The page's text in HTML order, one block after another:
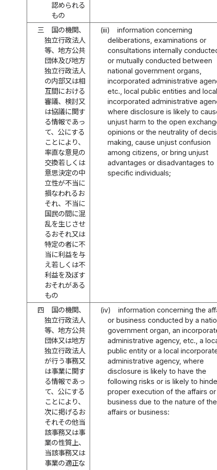
認められる
もの
三
国の機関、
独立行政法人
等、地方公共
団体及び地方
独立行政法人
の内部又は相
互間における
審議、検討又
は協議に関す
る情報であっ
て、公にする
ことにより、
率直な意見の
交換若しくは
意思決定の中
立性が不当に
損なわれるお
それ、不当に
国民の間に混
乱を生じさせ
るおそれ又は
特定の者に不
当に利益を与
え若しくは不
利益を及ぼす
おそれがある
もの
(iii)
information concerning
deliberations, examinations or
consultations internally
or mutually conducted between
national government organs,
incorporated administrative
etc., local public entities and local
incorporated administrative
where disclosure is likely to
unjust harm to the open
opinions or the neutrality of
making, cause unjust confusion
among citizens, or bring unjust
advantages or disadvantages to
specific individuals;
四
国の機関、
独立行政法人
等、地方公共
団体又は地方
独立行政法人
が行う事務又
は事業に関す
る情報であっ
て、公にする
ことにより、
次に掲げるお
それその他当
該事務又は事
業の性質上、
当該事務又は
事業の適正な
(iv)
information concerning the
or business conducted by a
government organ, an
administrative agency, etc., a
public entity or a local
administrative agency, where
disclosure is likely to have the
following risks or is likely to
proper execution of the affairs or
business due to the nature of the
affairs or business: